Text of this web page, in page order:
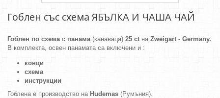
Гоблен със схема ЯБЪЛКА И ЧАША ЧАЙ
Гоблен по схемас панама(канаваца) 25 ct на Zweigart - Germany.
В комплекта, освен панамата са включени и :
конци
схема
инструкции
Гоблена е производство на Hudemas (Румъния).